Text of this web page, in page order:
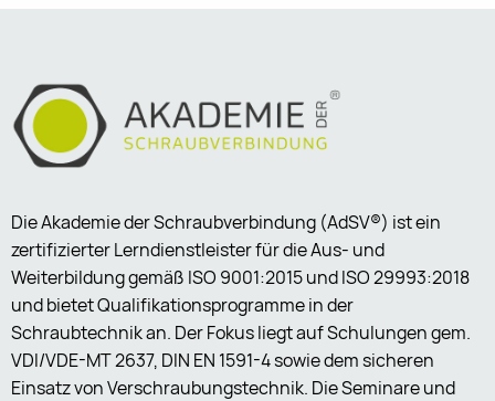
Die Akademie der Schraubverbindung (AdSV®) ist ein
zertifizierter Lerndienstleister für die Aus- und
Weiterbildung gemäß ISO 9001:2015 und ISO 29993:2018
und bietet Qualifikationsprogramme in der
Schraubtechnik an. Der Fokus liegt auf Schulungen gem.
VDI/VDE-MT 2637, DIN EN 1591-4 sowie dem sicheren
Einsatz von Verschraubungstechnik. Die Seminare und